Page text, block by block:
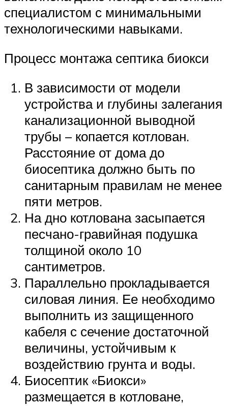
специалистом с минимальными
технологическими навыками.
Процесс монтажа септика биокси
В зависимости от модели
устройства и глубины залегания
канализационной выводной
трубы – копается котлован.
Расстояние от дома до
биосептика должно быть по
санитарным правилам не менее
пяти метров.
На дно котлована засыпается
песчано-гравийная подушка
толщиной около 10
сантиметров.
Параллельно прокладывается
силовая линия. Ее необходимо
выполнить из защищенного
кабеля с сечение достаточной
величины, устойчивым к
воздействию грунта и воды.
Биосептик «Биокси»
размещается в котловане,